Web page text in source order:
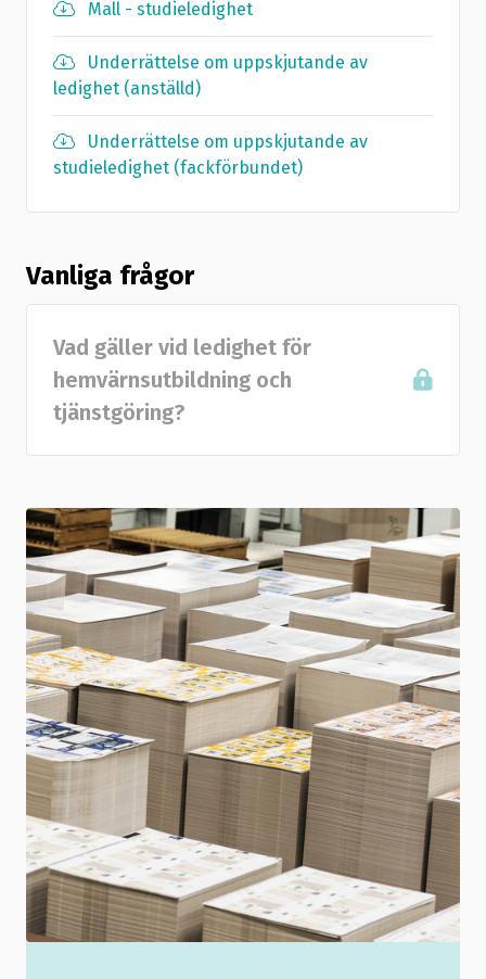
Mall - studieledighet
Underrättelse om uppskjutande av
ledighet (anställd)
Underrättelse om uppskjutande av
studieledighet (fackförbundet)
Vanliga frågor
Vad gäller vid ledighet för
hemvärnsutbildning och
tjänstgöring?